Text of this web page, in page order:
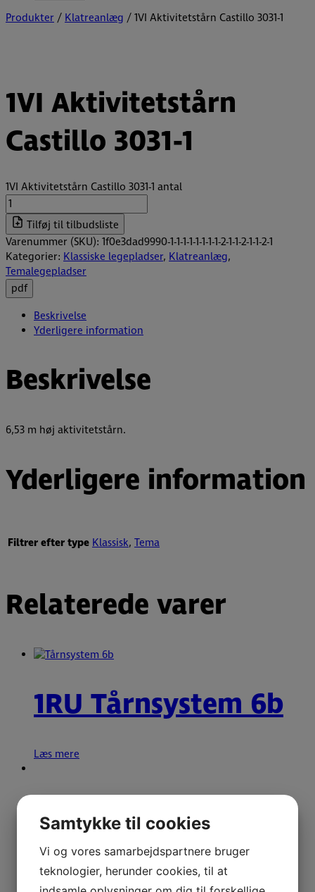
Produkter/Klatreanlæg / 1VI Aktivitetstårn Castillo 3031-1
1VI Aktivitetstårn
Castillo 3031-1
1VI Aktivitetstårn Castillo 3031-1 antal
Tilføj til tilbudsliste
Varenummer (SKU): 1f0e3dad9990-1-1-1-1-1-1-1-1-2-1-1-2-1-1-2-1
Kategorier: Klassiske legepladser, Klatreanlæg,
Temalegepladser
pdf
Beskrivelse
Yderligere information
Beskrivelse
6,53 m høj aktivitetstårn.
Yderligere information
Filtrer efter type Klassisk, Tema
Relaterede varer
1RU Tårnsystem 6b
Læs mere
1RU Minisystem 22
Læs mere
Samtykke til cookies
Vi og vores samarbejdspartnere bruger
teknologier, herunder cookies, til at